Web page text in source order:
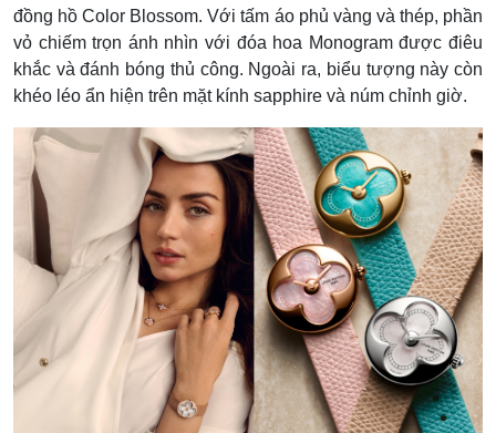
đồng hồ Color Blossom. Với tấm áo phủ vàng và thép, phần
vỏ chiếm trọn ánh nhìn với đóa hoa Monogram được điêu
khắc và đánh bóng thủ công. Ngoài ra, biểu tượng này còn
khéo léo ẩn hiện trên mặt kính sapphire và núm chỉnh giờ.